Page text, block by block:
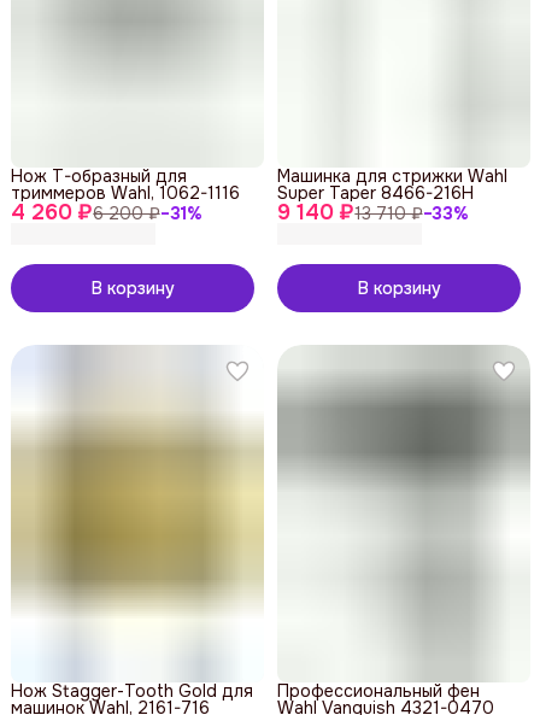
4 260 ₽6 200 ₽−31%
Нож T-образный для
триммеров Wahl, 1062-1116
В корзину
9 140 ₽13 710 ₽−33%
Машинка для стрижки Wahl
Super Taper 8466-216H
В корзину
Нож Stagger-Tooth Gold для
машинок Wahl, 2161-716
Профессиональный фен
Wahl Vanquish 4321-0470